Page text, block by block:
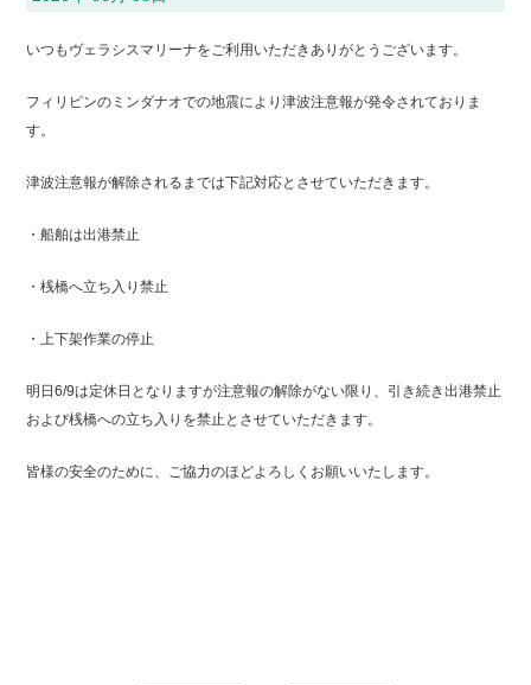
会社概要
お問い合わせ
いつもヴェラシスマリーナをご利用いただきありがとうございます。
フィリピンのミンダナオでの地震により津波注意報が発令されておりま
す。
津波注意報が解除されるまでは下記対応とさせていただきます。
・船舶は出港禁止
・桟橋へ立ち入り禁止
・上下架作業の停止
明日6/9は定休日となりますが注意報の解除がない限り、引き続き出港禁止
および桟橋への立ち入りを禁止とさせていただきます。
皆様の安全のために、ご協力のほどよろしくお願いいたします。